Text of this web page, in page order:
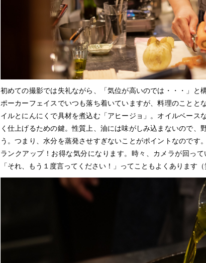
初めての撮影では失礼ながら、「気位が高いのでは・・・」と
ポーカーフェイスでいつも落ち着いていますが、料理のこと
イルとにんにくで具材を煮込む「アヒージョ」。オイルベース
く仕上げるための鍵。性質上、油には味がしみ込まないので
う。つまり、水分を蒸発させすぎないことがポイントなのです
ランクアップ！お得な気分になります。時々、カメラが回っ
「それ、もう１度言ってください！」ってこともよくあります（